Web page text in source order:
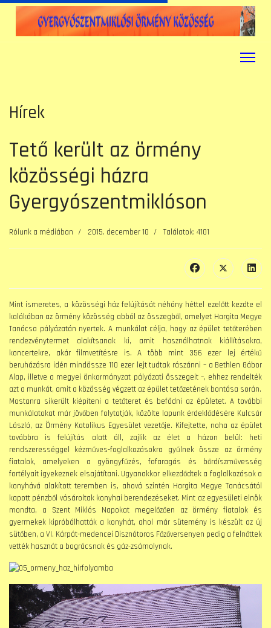
Hírek
Tető került az örmény
közösségi házra
Gyergyószentmiklóson
Rólunk a médiában 2015. december 10 Találatok: 4101
Mint ismeretes, a közösségi ház felújítását néhány héttel ezelőtt kezdte el
kalákában az örmény közösség abból az összegből, amelyet Hargita Megye
Tanácsa pályázatán nyertek. A munkálat célja, hogy az épület tetőterében
rendezvénytermet alakítsanak ki, amit használhatnak kiállításokra,
koncertekre, akár filmvetítésre is. A több mint 356 ezer lej értékű
beruházásra idén mindössze 110 ezer lejt tudtak rászánni – a Bethlen Gábor
Alap, illetve a megyei önkormányzat pályázati összegeit –, ehhez rendelték
azt a munkát, amit a közösség végzett az épület tetőzetének bontása során.
Mostanra sikerült kiépíteni a tetőteret és befödni az épületet. A további
munkálatokat már jövőben folytatják, közölte lapunk érdeklődésére Kulcsár
László, az Örmény Katolikus Egyesület vezetője. Kifejtette, noha az épület
továbbra is felújítás alatt áll, zajlik az élet a házon belül: heti
rendszerességgel kézműves-foglalkozásokra gyűlnek össze az örmény
fiatalok, amelyeken a gyöngyfűzés, fafaragás és bőrdíszművesség
fortélyait igyekeznek elsajátítani. Ugyanakkor elkezdődtek a foglalkozások a
konyhává alakított teremben is, ahová szintén Hargita Megye Tanácsától
kapott pénzből vásároltak konyhai berendezéseket. Mint az egyesületi elnök
mondta, a Szent Miklós Napokat megelőzően az örmény fiatalok és
gyermekek kipróbálhatták a konyhát, ahol már sütemény is készült az új
sütőben, a VI. Kárpát-medencei Disznótoros Főzőversenyen pedig a felnőttek
vették hasznát a bográcsnak és gáz-zsámolynak.